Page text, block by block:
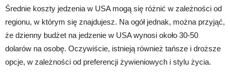
Średnie koszty jedzenia w USA mogą się różnić w zależności od
regionu, w którym się znajdujesz. Na ogół jednak, można przyjąć,
że dzienny budżet na jedzenie w USA wynosi około 30-50
dolarów na osobę. Oczywiście, istnieją również tańsze i droższe
opcje, w zależności od preferencji żywieniowych i stylu życia.